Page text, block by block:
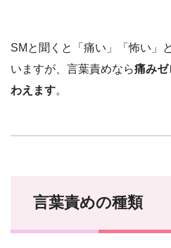
SMと聞くと「痛い」「怖い」
いますが、言葉責めなら痛みゼ
わえます。
言葉責めの種類